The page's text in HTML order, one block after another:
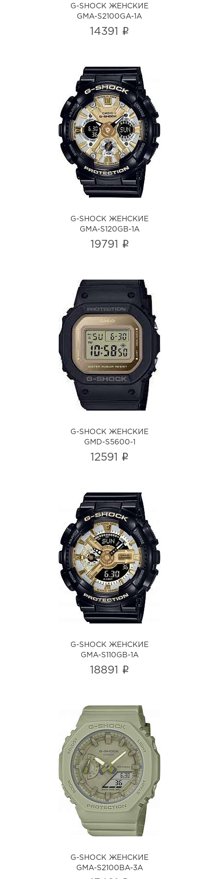
G-SHOCK ЖЕНСКИЕ
GMA-S2100GA-1A
14391 i
G-SHOCK ЖЕНСКИЕ
GMA-S120GB-1A
i
G-SHOCK ЖЕНСКИЕ
GMA-S120GB-1A
19791 i
G-SHOCK ЖЕНСКИЕ
GMD-S5600-1
i
G-SHOCK ЖЕНСКИЕ
GMD-S5600-1
12591 i
G-SHOCK ЖЕНСКИЕ
GMA-S110GB-1A
i
G-SHOCK ЖЕНСКИЕ
GMA-S110GB-1A
18891 i
G-SHOCK ЖЕНСКИЕ
GMA-S2100BA-3A
i
G-SHOCK ЖЕНСКИЕ
GMA-S2100BA-3A